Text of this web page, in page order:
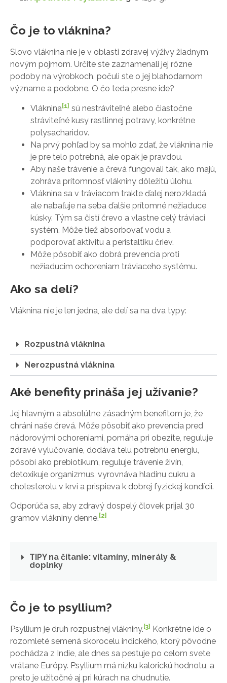
Čo je to vláknina?
Slovo vláknina nie je v oblasti zdravej výživy žiadnym
novým pojmom. Určite ste zaznamenali jej rôzne
podoby na výrobkoch, počuli ste o jej blahodarnom
význame a podobne. O čo teda presne ide?
Vláknina [1] sú nestráviteľné alebo čiastočne
stráviteľné kusy rastlinnej potravy, konkrétne
polysacharidov.
Na prvý pohľad by sa mohlo zdať, že vláknina nie
je pre telo potrebná, ale opak je pravdou.
Aby naše trávenie a črevá fungovali tak, ako majú,
zohráva prítomnosť vlákniny dôležitú úlohu.
Vláknina sa v tráviacom trakte ďalej nerozkladá,
ale nabaľuje na seba ďalšie prítomné nežiaduce
kúsky. Tým sa čistí črevo a vlastne celý tráviaci
systém. Môže tiež absorbovať vodu a
podporovať aktivitu a peristaltiku čriev.
Môže pôsobiť ako dobrá prevencia proti
nežiaducim ochoreniam tráviaceho systému.
Ako sa delí?
Vláknina nie je len jedna, ale delí sa na dva typy:
Rozpustná vláknina
Nerozpustná vláknina
Aké benefity prináša jej užívanie?
Jej hlavným a absolútne zásadným benefitom je, že
chráni naše črevá. Môže pôsobiť ako prevencia pred
nádorovými ochoreniami, pomáha pri obezite, reguluje
zdravé vylučovanie, dodáva telu potrebnú energiu,
pôsobí ako prebiotikum, reguluje trávenie živín,
detoxikuje organizmus, vyrovnáva hladinu cukru a
cholesterolu v krvi a prispieva k dobrej fyzickej kondícii.
Odporúča sa, aby zdravý dospelý človek prijal 30
gramov vlákniny denne. [2]
TIPY na čítanie: vitamíny, minerály &
doplnky
Čo je to psyllium?
Psyllium je druh rozpustnej vlákniny. [3] Konkrétne ide o
rozomleté semená skorocelu indického, ktorý pôvodne
pochádza z Indie, ale dnes sa pestuje po celom svete
vrátane Európy. Psyllium má nízku kalorickú hodnotu, a
preto je užitočné aj pri kúrach na chudnutie.